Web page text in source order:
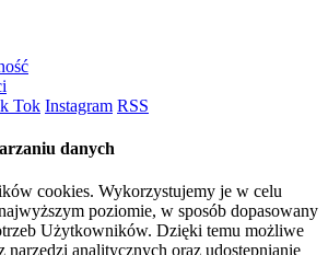
Tok Instagram RSS
danych
cookies. Wykorzystujemy je w celu
poziomie, w sposób dopasowany
Użytkowników. Dzięki temu możliwe
narzędzi analitycznych oraz udostępnianie